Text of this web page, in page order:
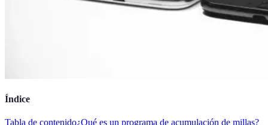
Índice
Tabla de contenido¿Qué es un programa de acumulación de millas?